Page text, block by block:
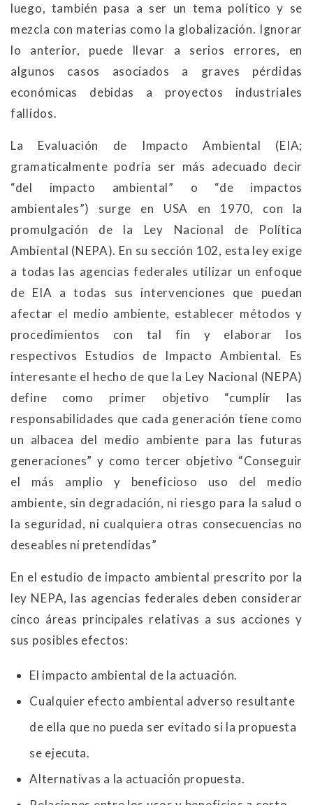
luego, también pasa a ser un tema político y se
mezcla con materias como la globalización. Ignorar
lo anterior, puede llevar a serios errores, en
algunos casos asociados a graves pérdidas
económicas debidas a proyectos industriales
fallidos.
La Evaluación de Impacto Ambiental (EIA;
gramaticalmente podría ser más adecuado decir
“del impacto ambiental” o “de impactos
ambientales”) surge en USA en 1970, con la
promulgación de la Ley Nacional de Política
Ambiental (NEPA). En su sección 102, esta ley exige
a todas las agencias federales utilizar un enfoque
de EIA a todas sus intervenciones que puedan
afectar el medio ambiente, establecer métodos y
procedimientos con tal fin y elaborar los
respectivos Estudios de Impacto Ambiental. Es
interesante el hecho de que la Ley Nacional (NEPA)
define como primer objetivo “cumplir las
responsabilidades que cada generación tiene como
un albacea del medio ambiente para las futuras
generaciones” y como tercer objetivo “Conseguir
el más amplio y beneficioso uso del medio
ambiente, sin degradación, ni riesgo para la salud o
la seguridad, ni cualquiera otras consecuencias no
deseables ni pretendidas”
En el estudio de impacto ambiental prescrito por la
ley NEPA, las agencias federales deben considerar
cinco áreas principales relativas a sus acciones y
sus posibles efectos:
El impacto ambiental de la actuación.
Cualquier efecto ambiental adverso resultante
de ella que no pueda ser evitado si la propuesta
se ejecuta.
Alternativas a la actuación propuesta.